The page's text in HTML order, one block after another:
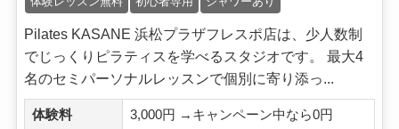
Pilates KASANE 浜松プラザフレスポ店は、少人数制
でじっくりピラティスを学べるスタジオです。 最大4
名のセミパーソナルレッスンで個別に寄り添っ...
体験料 3,000円 →キャンペーン中なら0円